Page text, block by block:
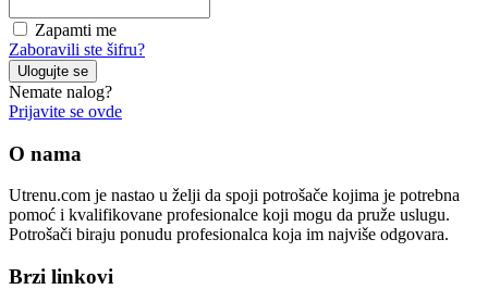
Zapamti me
Zaboravili ste šifru?
Ulogujte se
Nemate nalog?
Prijavite se ovde
O nama
Utrenu.com je nastao u želji da spoji potrošače kojima je potrebna
pomoć i kvalifikovane profesionalce koji mogu da pruže uslugu.
Potrošači biraju ponudu profesionalca koja im najviše odgovara.
Brzi linkovi